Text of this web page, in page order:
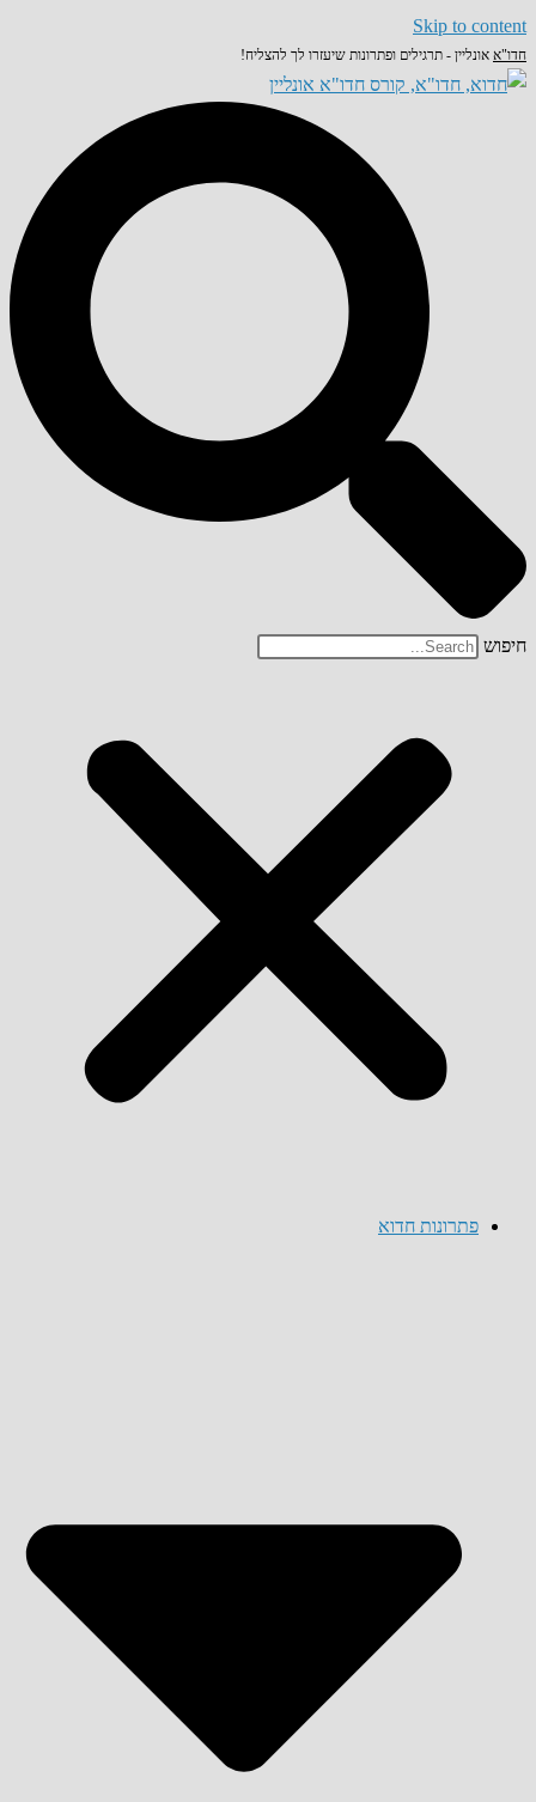
Skip to content
חדו"א אונליין - תרגילים ופתרונות שיעזרו לך להצליח!
חיפוש
פתרונות חדוא